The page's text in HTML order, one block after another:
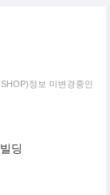
정보 미변경중인
딩